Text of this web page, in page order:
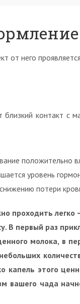
от него
близкий контакт с
положительно
уровень
потери
проходить
В первый раз
молока, в
капель этого
вашего чада